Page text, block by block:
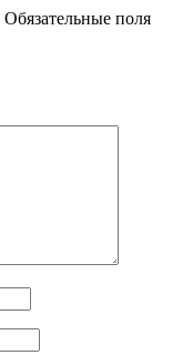
Обязательные поля